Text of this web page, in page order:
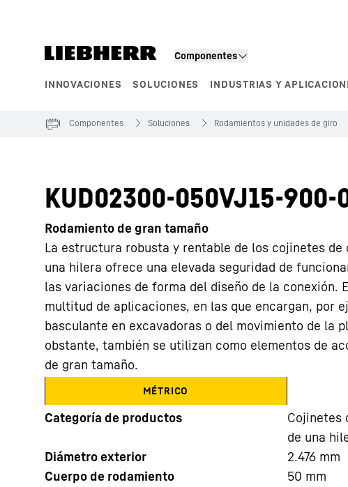
Componentes
INNOVACIONES SOLUCIONES INDUSTRIAS Y
Más información acerca de la sociedad
Componentes Soluciones Rodamientos y unidades de giro
KUD02300-050VJ15-900-
Rodamiento de gran tamaño
La estructura robusta y rentable de los cojinetes
una hilera ofrece una elevada seguridad de
las variaciones de forma del diseño de la conexión.
multitud de aplicaciones, en las que encargan, por
basculante en excavadoras o del movimiento de la
obstante, también se utilizan como elementos de
de gran tamaño.
MÉTRICO
Categoría de productos
Cojinetes
de una
Diámetro exterior
2.476 mm
Cuerpo de rodamiento
50 mm